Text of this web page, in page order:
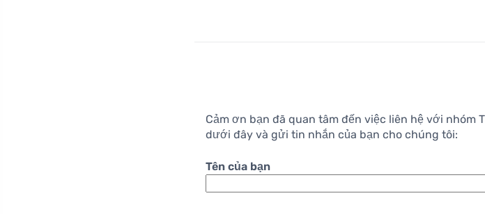
Cảm ơn bạn đã quan tâm đến việc liên hệ với nhóm
dưới đây và gửi tin nhắn của bạn cho chúng tôi:
Tên của bạn